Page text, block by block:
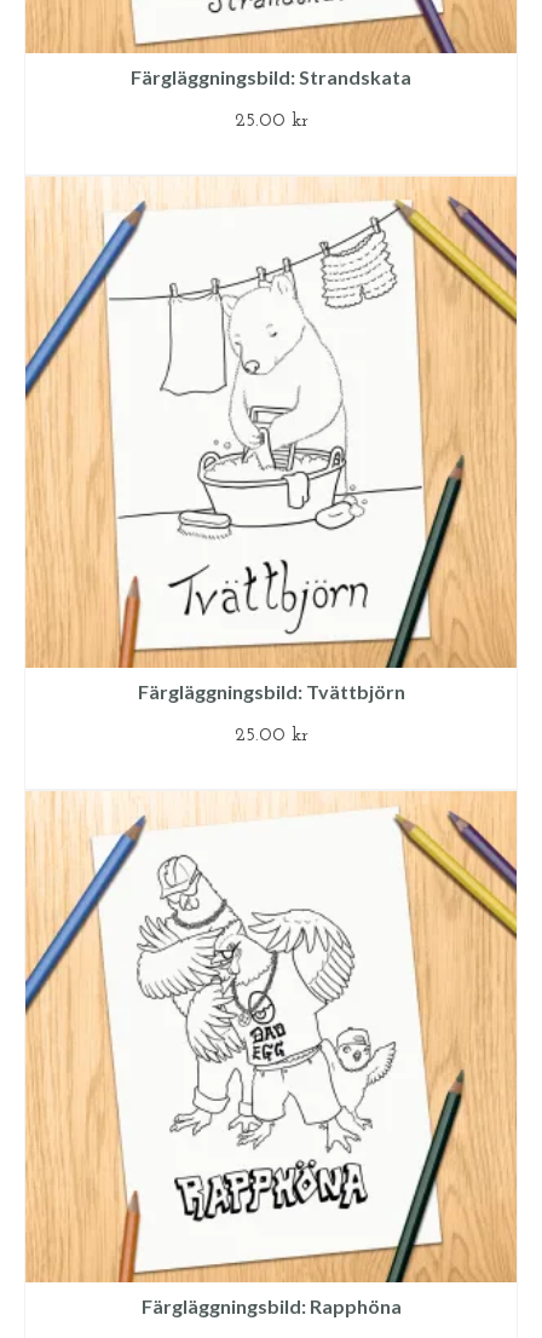
Färgläggningsbild: Strandskata
25.00 kr
Färgläggningsbild: Tvättbjörn
25.00 kr
Färgläggningsbild: Rapphöna